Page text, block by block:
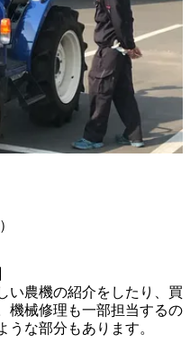
い農機の紹介をしたり、買
機械修理も一部担当するの
な部分もあります。